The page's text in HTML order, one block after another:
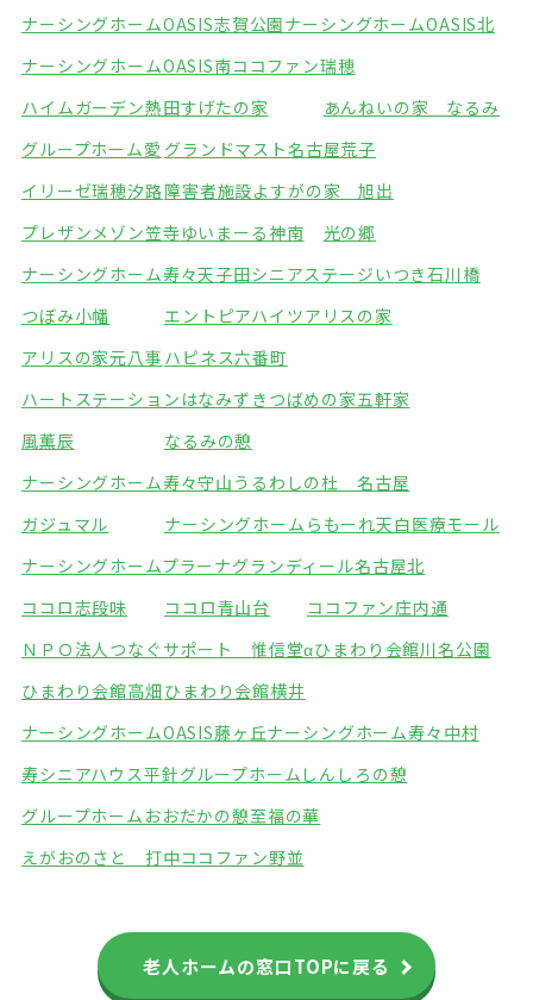
ナーシングホームOASIS志賀公園ナーシングホームOASIS北
ナーシングホームOASIS南ココファン瑞穂
ハイムガーデン熱田すげたの家
あんねいの家 なるみ
グループホーム愛 グランドマスト名古屋荒子
イリーゼ瑞穂汐路障害者施設よすがの家 旭出
プレザンメゾン笠寺ゆいまーる神南
光の郷
ナーシングホーム寿々天子田シニアステージいつき石川橋
つぼみ小幡
エントピアハイツアリスの家
アリスの家元八事 ハピネス六番町
ハートステーションはなみずき つばめの家五軒家
風薫辰
なるみの憩
ナーシングホーム寿々守山 うるわしの杜 名古屋
ガジュマル
ナーシングホームらもーれ天白医療モール
ナーシングホームプラーナグランディール名古屋北
ココロ志段味
ココロ青山台
ココファン庄内通
ＮＰＯ法人つなぐサポート 惟信堂αひまわり会館川名公園
ひまわり会館高畑ひまわり会館横井
ナーシングホームOASIS藤ヶ丘ナーシングホーム寿々中村
寿シニアハウス平針グループホームしんしろの憩
グループホームおおだかの憩至福の華
えがおのさと 打中ココファン野並
老人ホームの窓口TOPに戻る